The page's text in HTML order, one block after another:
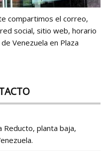
compartimos el correo,
social, sitio web, horario
Venezuela en Plaza
Reducto, planta baja,